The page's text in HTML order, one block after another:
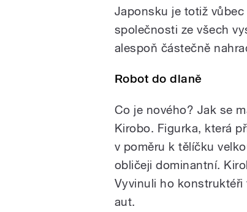
Japonsku je totiž
společnosti ze všech
alespoň částečně
Robot do dlaně
Co je nového? Jak se
Kirobo. Figurka, která
v poměru k tělíčku
obličeji dominantní.
Vyvinuli ho konstruktéři
aut.